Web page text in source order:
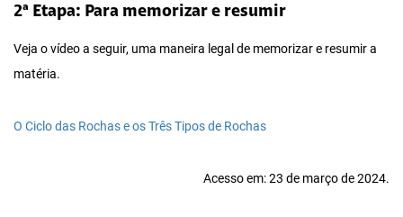
2ª Etapa: Para memorizar e resumir
Veja o vídeo a seguir, uma maneira legal de memorizar e resumir a
matéria.
O Ciclo das Rochas e os Três Tipos de Rochas
Acesso em: 23 de março de 2024.